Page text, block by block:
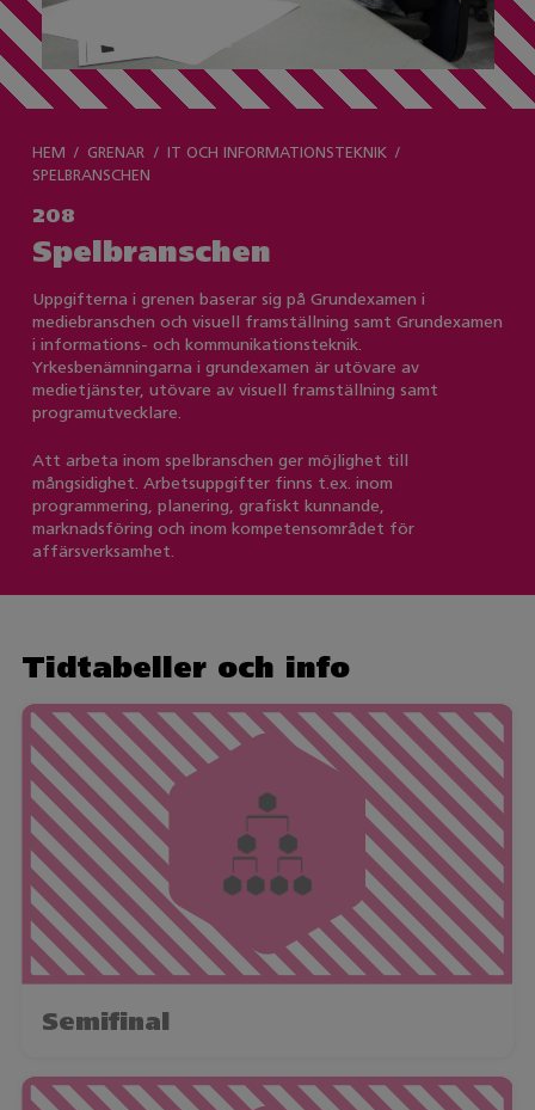
HEM GRENAR
IT OCH INFORMATIONSTEKNIK
SPELBRANSCHEN
208
Spelbranschen
Uppgifterna i grenen baserar sig på Grundexamen i
mediebranschen och visuell framställning samt Grundexamen
i informations- och kommunikationsteknik.
Yrkesbenämningarna i grundexamen är utövare av
medietjänster, utövare av visuell framställning samt
programutvecklare.
Att arbeta inom spelbranschen ger möjlighet till
mångsidighet. Arbetsuppgifter finns t.ex. inom
programmering, planering, grafiskt kunnande,
marknadsföring och inom kompetensområdet för
affärsverksamhet.
Tidtabeller och info
Semifinal